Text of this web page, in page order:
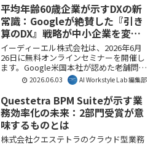
平均年齢60歳企業が示すDXの新
常識：Googleが絶賛した『引き
算のDX』戦略が中小企業を変え
る
イーディーエル株式会社は、2026年6月
26日に無料オンラインセミナーを開催し
ます。Google米国本社が認めた老舗問屋
「株式会社ハマヤ」の元CTOである若井
信一郎氏を招き、平均年齢60歳の企業が
Google Workspaceの一本化で営業利益
率を9%から30%へ向上させた「引き算の
DX」の秘密を公開します。ツール乱立に
よる「ツールメタボ」解消と、生成AI時
代のセキュリティ戦略について解説さ
2026.06.03 AI Workstyle Lab 編集部
Questetra BPM Suiteが示す業
務効率化の未来：2部門受賞が意
味するものとは
株式会社クエステトラのクラウド型業務